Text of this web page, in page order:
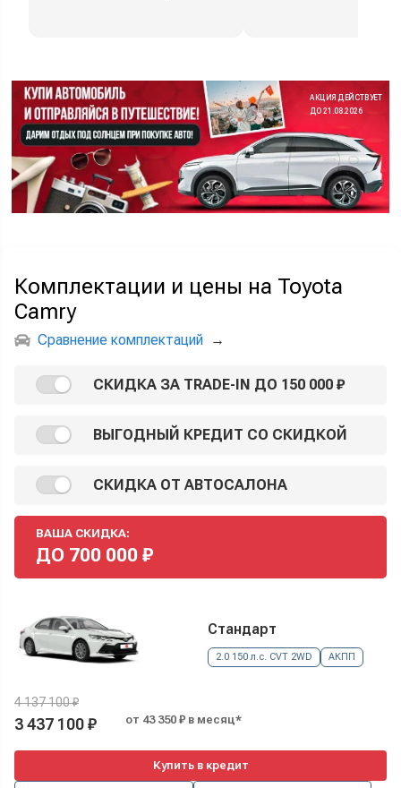
АКЦИЯ ДЕЙСТВУЕТ
ДО 21.08.2026
Комплектации и цены на Toyota
Camry
Сравнение комплектаций →
СКИДКА ЗА TRADE-IN ДО 150 000 ₽
ВЫГОДНЫЙ КРЕДИТ СО СКИДКОЙ
СКИДКА ОТ АВТОСАЛОНА
ВАША СКИДКА:
ДО 700 000 ₽
Стандарт
2.0 150 л.с. CVT 2WD АКПП
4 137 100 ₽
3 437 100 ₽ от 43 350 ₽ в месяц*
Купить в кредит